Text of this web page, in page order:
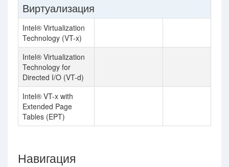
Виртуализация
Intel® Virtualization
Technology (VT-x)
Intel® Virtualization
Technology for
Directed I/O (VT-d)
Intel® VT-x with
Extended Page
Tables (EPT)
Навигация